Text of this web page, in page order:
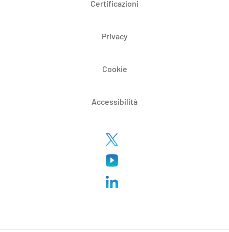
Certificazioni
Privacy
Cookie
Accessibilità